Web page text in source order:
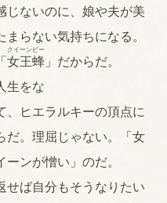
じないのに、娘や夫が美
らない気持ちになる。
女王蜂
クイーンビー
」だからだ。
生をな
、ヒエラルキーの頂点に
だ。理屈じゃない。「女
ンが憎い」のだ。
ば自分もそうなりたい